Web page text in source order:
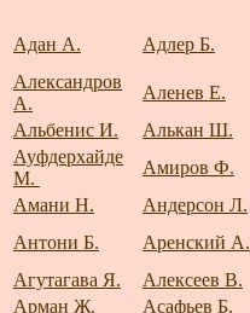
Адан А. Адлер Б.
Александров
А.
Аленев Е.
Альбенис И.
Алькан Ш.
Ауфдерхайде
М.
Амиров Ф.
Амани Н.
Андерсон Л.
Антони Б.
Аренский А.
Агутагава Я.
Алексеев В.
Арман Ж.
Асафьев Б.